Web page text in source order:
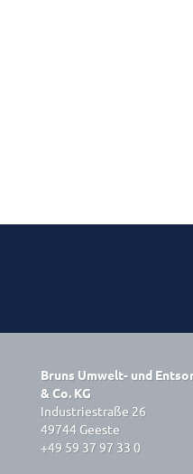
Bruns Umwelt- und
& Co. KG
Industriestraße 26
49744 Geeste
+49 59 37 97 33 0